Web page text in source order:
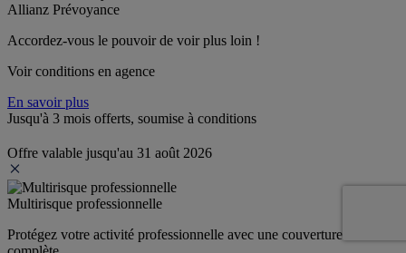
Allianz Prévoyance
Accordez-vous le pouvoir de voir plus loin !
Voir conditions en agence
En savoir plus
Jusqu'à 3 mois offerts, soumise à conditions
Offre valable jusqu'au 31 août 2026
Multirisque professionnelle
Protégez votre activité professionnelle avec une couverture